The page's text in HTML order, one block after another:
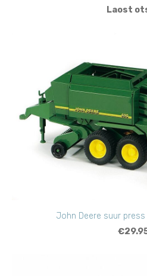
Laost
John Deere suur press